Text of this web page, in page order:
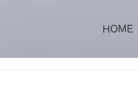
HOME